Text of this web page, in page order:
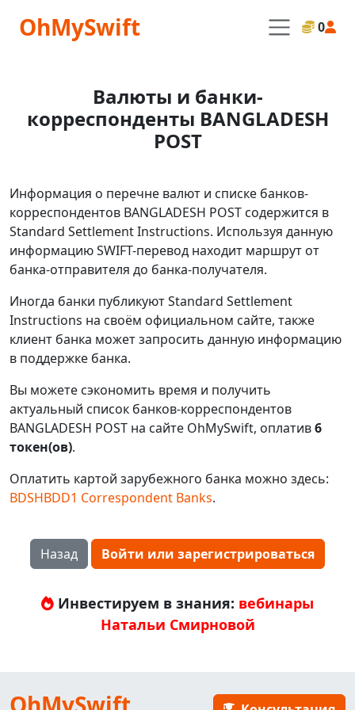
OhMySwift 0
Валюты и банки-
корреспонденты BANGLADESH
POST
Информация о перечне валют и списке банков-
корреспондентов BANGLADESH POST содержится в
Standard Settlement Instructions. Используя данную
информацию SWIFT-перевод находит маршрут от
банка-отправителя до банка-получателя.
Иногда банки публикуют Standard Settlement
Instructions на своём официальном сайте, также
клиент банка может запросить данную информацию
в поддержке банка.
Вы можете сэкономить время и получить
актуальный список банков-корреспондентов
BANGLADESH POST на сайте OhMySwift, оплатив6
токен(ов).
Оплатить картой зарубежного банка можно здесь:
BDSHBDD1 Correspondent Banks.
Назад Войти или зарегистрироваться
Инвестируем в знания: вебинары
Натальи Смирновой